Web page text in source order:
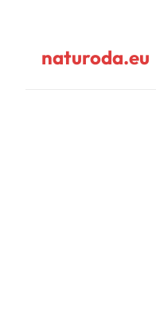
naturoda.eu